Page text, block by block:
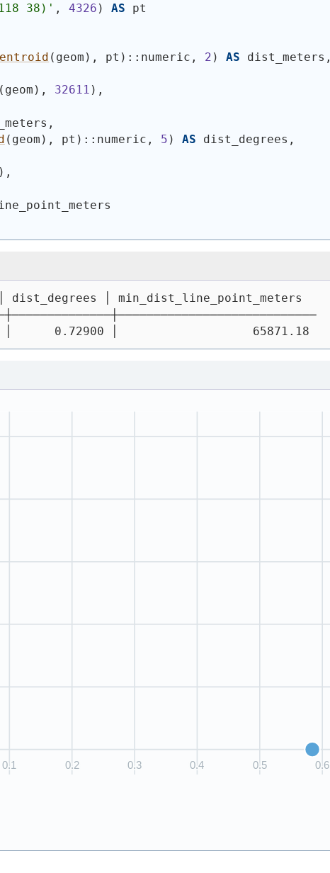
38) ' , 4326 ) AS pt
( geom ) , pt ) ::numeric, 2 ) AS dist_meters,
( geom ) , 32611 ) ,
( geom ) , pt ) ::numeric, 5 ) AS dist_degrees,
) ,
dist_degrees │ min_dist_line_point_meters
0.72900 │                   65871.18